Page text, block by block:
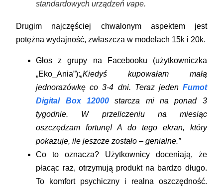
standardowych urządzeń vape.
Drugim najczęściej chwalonym aspektem jest
potężna wydajność, zwłaszcza w modelach 15k i 20k.
Głos z grupy na Facebooku (użytkowniczka
„Eko_Ania”):„Kiedyś kupowałam małą
jednorazówkę co 3-4 dni. Teraz jeden Fumot
Digital Box 12000 starcza mi na ponad 3
tygodnie. W przeliczeniu na miesiąc
oszczędzam fortunę! A do tego ekran, który
pokazuje, ile jeszcze zostało – genialne.”
Co to oznacza? Użytkownicy doceniają, że
płacąc raz, otrzymują produkt na bardzo długo.
To komfort psychiczny i realna oszczędność.